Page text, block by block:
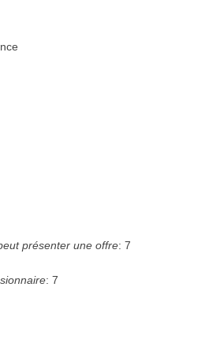
présenter une offre:7
:7